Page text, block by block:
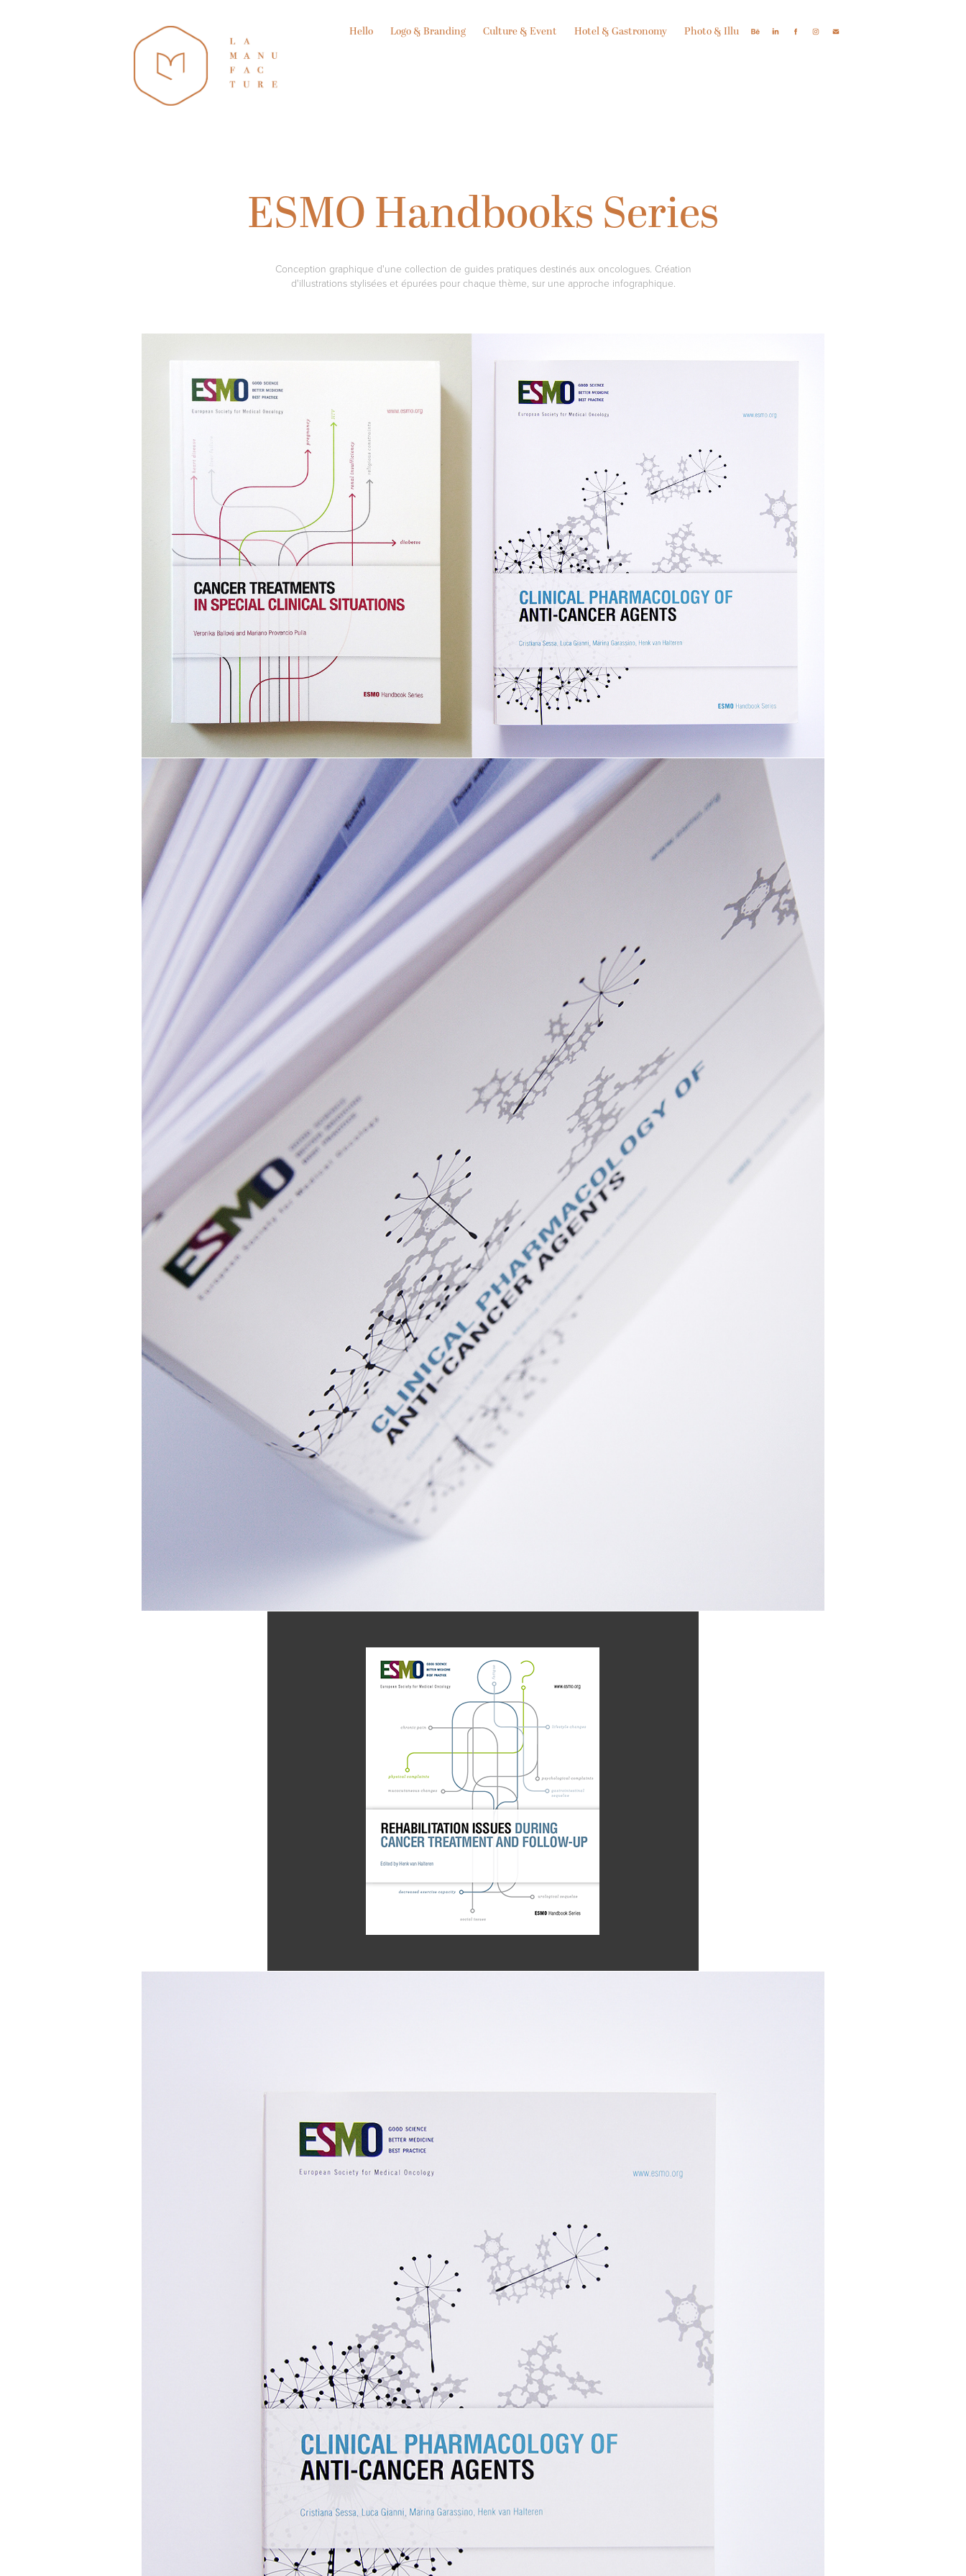
Hello Logo & Branding Culture & Event Hotel & Gastronomy Photo & Illu
ESMO Handbooks Series
Conception graphique d'une collection de guides pratiques destinés aux oncologues. Création
d'illustrations stylisées et épurées pour chaque thème, sur une approche infographique.